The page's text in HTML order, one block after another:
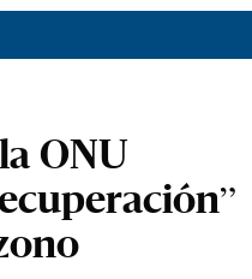
ONU